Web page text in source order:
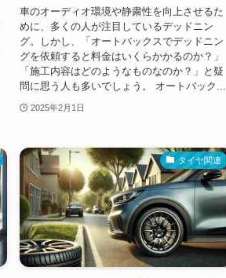
車のオーディオ環境や静粛性を向上させるた
めに、多くの人が注目しているデッドニン
グ。しかし、「オートバックスでデッドニン
グを依頼すると料金はいくらかかるのか？」
「施工内容はどのようなものなのか？」と疑
問に思う人も多いでしょう。 オートバック...
2025年2月1日
タイヤ関連